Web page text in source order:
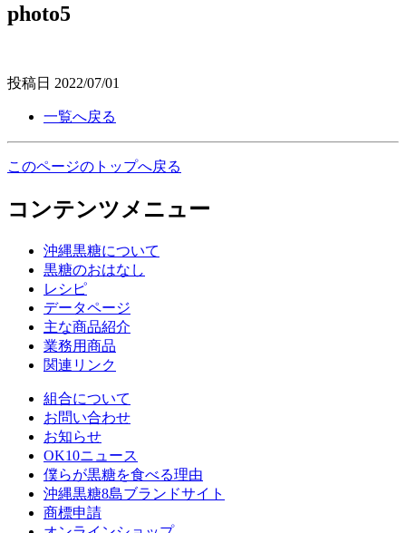
photo5
投稿日 2022/07/01
一覧へ戻る
このページのトップへ戻る
コンテンツメニュー
沖縄黒糖について
黒糖のおはなし
レシピ
データページ
主な商品紹介
業務用商品
関連リンク
組合について
お問い合わせ
お知らせ
OK10ニュース
僕らが黒糖を食べる理由
沖縄黒糖8島ブランドサイト
商標申請